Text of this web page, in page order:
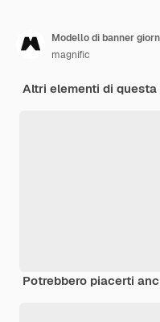
Modello di banner
magnific
Altri elementi di questa
Potrebbero piacerti